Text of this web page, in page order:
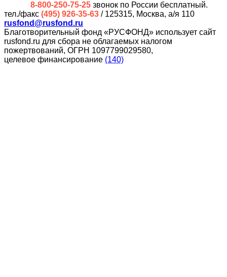
8-800-250-75-25 звонок по России бесплатный.
тел./факс (495) 926-35-63 / 125315, Москва, а/я 110
rusfond@rusfond.ru
Благотворительный фонд «РУСФОНД» использует сайт
rusfond.ru для сбора не облагаемых налогом
пожертвований, ОГРН 1097799029580,
целевое финансирование (140)